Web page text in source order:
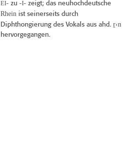
EI- zu -­I- zeigt; das neuhochdeutsche
Rheinist seinerseits durch
Diphthongierung des Vokals aus ahd. r̠‹n
hervorgegangen.